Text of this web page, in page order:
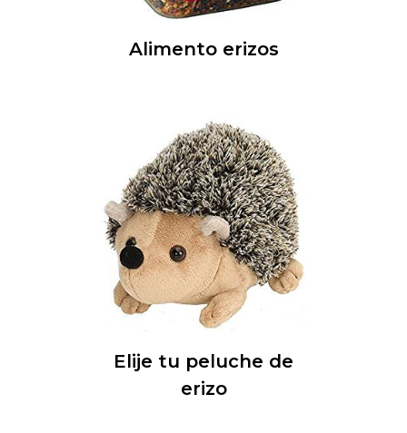
Alimento erizos
Elije tu peluche de
erizo